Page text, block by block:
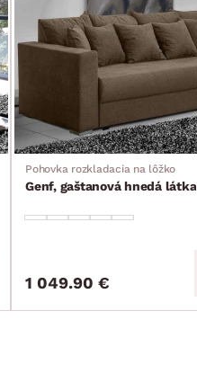
Pohovka rozkladacia na lôžko
Genf, gaštanová hnedá látka
1 049.90 €